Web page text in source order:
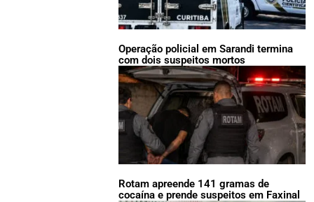
Operação policial em Sarandi termina
com dois suspeitos mortos
Rotam apreende 141 gramas de
cocaína e prende suspeitos em Faxinal